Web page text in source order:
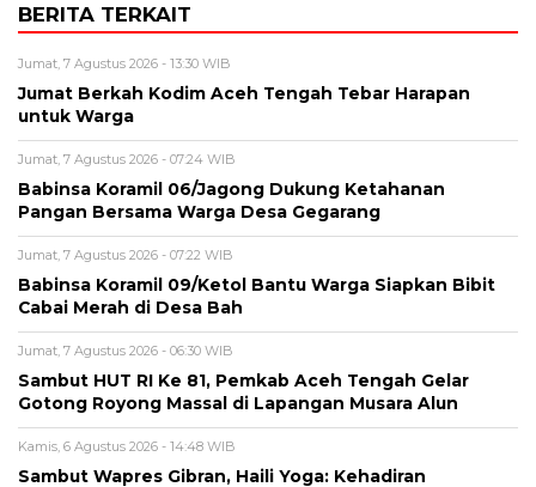
BERITA TERKAIT
Jumat, 7 Agustus 2026 - 13:30 WIB
Jumat Berkah Kodim Aceh Tengah Tebar Harapan
untuk Warga
Jumat, 7 Agustus 2026 - 07:24 WIB
‎Babinsa Koramil 06/Jagong Dukung Ketahanan
Pangan Bersama Warga Desa Gegarang
Jumat, 7 Agustus 2026 - 07:22 WIB
‎Babinsa Koramil 09/Ketol Bantu Warga Siapkan Bibit
Cabai Merah di Desa Bah
Jumat, 7 Agustus 2026 - 06:30 WIB
Sambut HUT RI Ke 81, Pemkab Aceh Tengah Gelar
Gotong Royong Massal di Lapangan Musara Alun
Kamis, 6 Agustus 2026 - 14:48 WIB
‎Sambut Wapres Gibran, Haili Yoga: Kehadiran